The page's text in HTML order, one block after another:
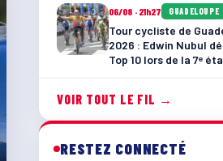
06/08 · 21h27 GUADELOUPE
Tour cycliste de
2026 : Edwin Nubul
Top 10 lors de la 7ᵉ
VOIR TOUT LE FIL →
RESTEZ CONNECTÉ